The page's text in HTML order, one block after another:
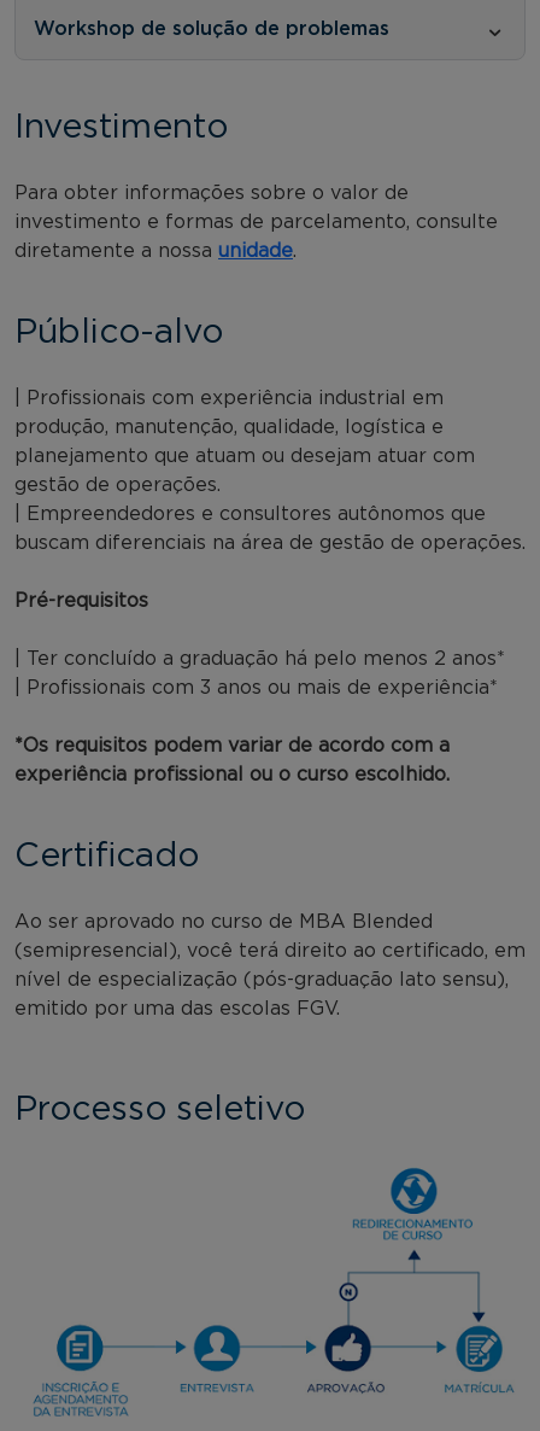
Workshop de solução de problemas
Investimento
Para obter informações sobre o valor de
investimento e formas de parcelamento, consulte
diretamente a nossa unidade.
Público-alvo
| Profissionais com experiência industrial em
produção, manutenção, qualidade, logística e
planejamento que atuam ou desejam atuar com
gestão de operações.
| Empreendedores e consultores autônomos que
buscam diferenciais na área de gestão de operações.
Pré-requisitos
| Ter concluído a graduação há pelo menos 2 anos*
| Profissionais com 3 anos ou mais de experiência*
*Os requisitos podem variar de acordo com a
experiência profissional ou o curso escolhido.
Certificado
Ao ser aprovado no curso de MBA Blended
(semipresencial), você terá direito ao certificado, em
nível de especialização (pós-graduação lato sensu),
emitido por uma das escolas FGV.
Processo seletivo